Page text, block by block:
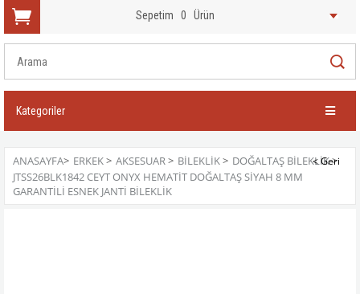
Sepetim 0 Ürün
Kategoriler
ANASAYFA> ERKEK> AKSESUAR> BILEKLIK> DOĞALTAŞ BILEKLIK>
JTSS26BLK1842 CEYT ONYX HEMATİT DOĞALTAŞ SİYAH 8 MM
GARANTİLİ ESNEK JANTİ BİLEKLİK